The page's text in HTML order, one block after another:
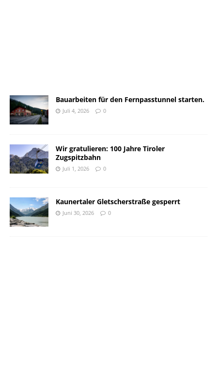
Bauarbeiten für den Fernpasstunnel starten.
Juli 4, 2026 0
Wir gratulieren: 100 Jahre Tiroler
Zugspitzbahn
Juli 1, 2026 0
Kaunertaler Gletscherstraße gesperrt
Juni 30, 2026 0